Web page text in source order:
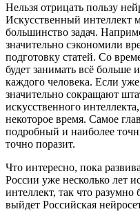
Нельзя отрицать пользу
Искусственный интеллект
большинство задач.
значительно сэкономили
подготовку статей. Со
будет занимать всё
каждого человека. Если
значительно сокращают
искусственного
некоторое время. Самое
подробный и наиболее
точно поразит.
Что интересно, пока
России уже несколько лет
интеллект, так что разумно
выйдет Российская